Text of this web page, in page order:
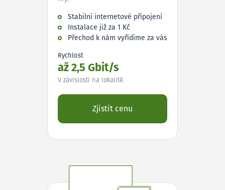
Stabilní internetové připojení
Instalace již za 1 Kč
Přechod k nám vyřídíme za vás
Rychlost
až 2,5 Gbit/s
V závislosti na lokalitě.
Zjistit cenu